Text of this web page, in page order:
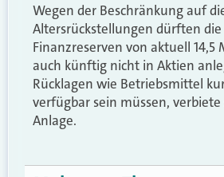
Wegen der Beschränkung auf
Altersrückstellungen dürften die
Finanzreserven von aktuell 14,5
auch künftig nicht in Aktien
Rücklagen wie Betriebsmittel
verfügbar sein müssen, verbiete
Anlage.